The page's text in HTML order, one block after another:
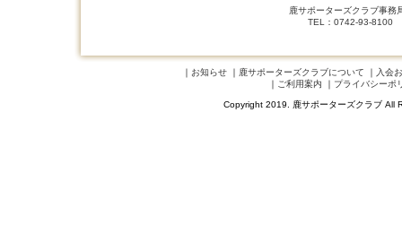
鹿サポーターズクラブ事
TEL：0742-93-
｜ お知らせ｜ 鹿サポーターズクラブについて ｜ 入会
｜ ご利用案内 ｜ プライバシーポ
Copyright 2019. 鹿サポーターズクラブ All